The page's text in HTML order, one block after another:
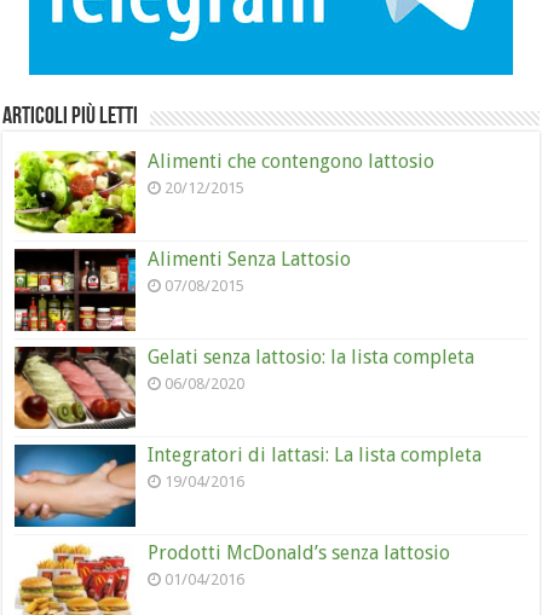
Articoli più letti
Alimenti che contengono lattosio
20/12/2015
Alimenti Senza Lattosio
07/08/2015
Gelati senza lattosio: la lista completa
06/08/2020
Integratori di lattasi: La lista completa
19/04/2016
Prodotti McDonald’s senza lattosio
01/04/2016